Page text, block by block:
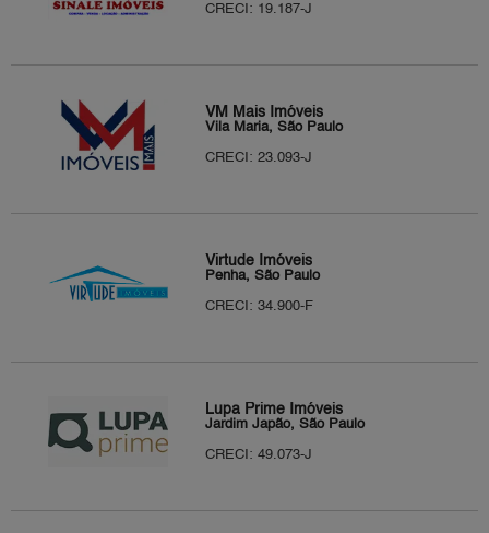
CRECI: 19.187-J
VM Mais Imóveis
Vila Maria, São Paulo
CRECI: 23.093-J
Virtude Imóveis
Penha, São Paulo
CRECI: 34.900-F
Lupa Prime Imóveis
Jardim Japão, São Paulo
CRECI: 49.073-J